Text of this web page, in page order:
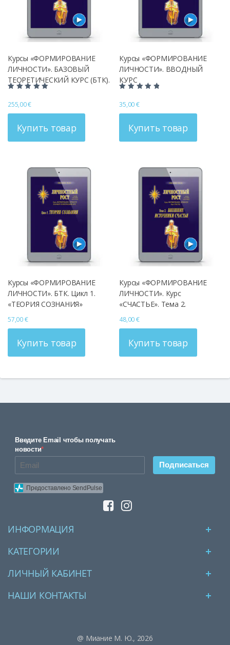
Курсы «ФОРМИРОВАНИЕ
ЛИЧНОСТИ». БАЗОВЫЙ
ТЕОРЕТИЧЕСКИЙ КУРС (БТК).
Циклы 1-5
5.00
из 5
255,00€
Купить товар
Курсы «ФОРМИРОВАНИЕ
ЛИЧНОСТИ». ВВОДНЫЙ
КУРС
5.00
из 5
35,00€
Купить товар
Курсы «ФОРМИРОВАНИЕ
ЛИЧНОСТИ». БТК. Цикл 1.
«ТЕОРИЯ СОЗНАНИЯ»
57,00€
Купить товар
Курсы «ФОРМИРОВАНИЕ
ЛИЧНОСТИ». Курс
«СЧАСТЬЕ». Тема 2.
СЧАСТЬЯ
48,00€
Купить товар
Введите Email чтобы получать
новости*
Подписаться
Предоставлено SendPulse
ИНФОРМАЦИЯ
КАТЕГОРИИ
ЛИЧНЫЙ КАБИНЕТ
НАШИ КОНТАКТЫ
@ Миание М. Ю., 2026